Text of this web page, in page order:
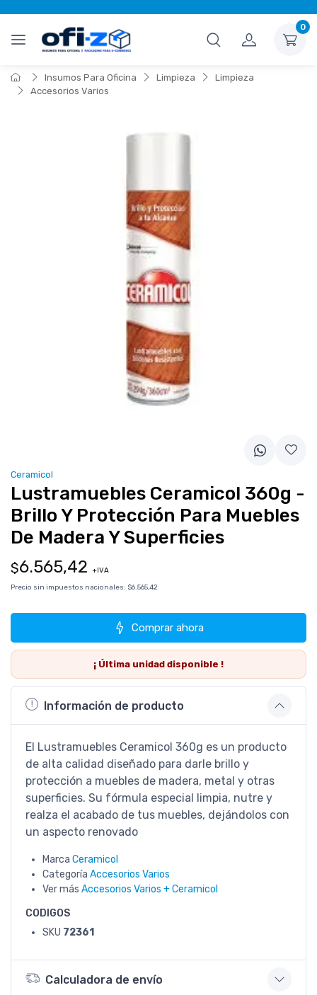
0
Insumos Para Oficina Limpieza
Limpieza
Accesorios Varios
Ceramicol
Lustramuebles Ceramicol 360g -
Brillo Y Protección Para Muebles
De Madera Y Superficies
$6.565,42 +IVA
Precio sin impuestos nacionales: $6.565,42
Comprar ahora
¡ Última unidad disponible !
Información de producto
El Lustramuebles Ceramicol 360g es un producto
de alta calidad diseñado para darle brillo y
protección a muebles de madera, metal y otras
superficies. Su fórmula especial limpia, nutre y
realza el acabado de tus muebles, dejándolos con
un aspecto renovado
Marca Ceramicol
Categoría Accesorios Varios
Ver más Accesorios Varios + Ceramicol
CODIGOS
SKU 72361
Calculadora de envío